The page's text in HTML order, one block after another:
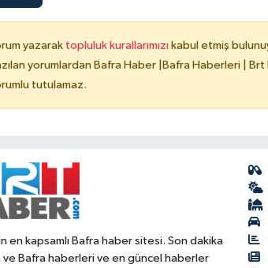
yazarak topluluk kurallarımızı kabul etmiş
yorumlardan Bafra Haber |Bafra Haberleri |
tutulamaz.
en kapsamlı Bafra haber sitesi. Son dakika
ve Bafra haberleri ve en güncel haberler